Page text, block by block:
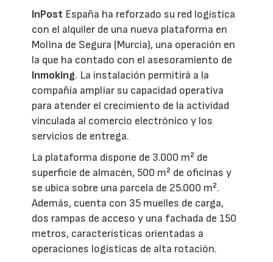
InPost España ha reforzado su red logística
con el alquiler de una nueva plataforma en
Molina de Segura (Murcia), una operación en
la que ha contado con el asesoramiento de
Inmoking. La instalación permitirá a la
compañía ampliar su capacidad operativa
para atender el crecimiento de la actividad
vinculada al comercio electrónico y los
servicios de entrega.
La plataforma dispone de 3.000 m² de
superficie de almacén, 500 m² de oficinas y
se ubica sobre una parcela de 25.000 m².
Además, cuenta con 35 muelles de carga,
dos rampas de acceso y una fachada de 150
metros, características orientadas a
operaciones logísticas de alta rotación.